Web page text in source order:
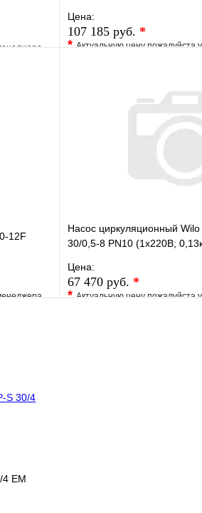
Цена:
107 185 руб. *
*Актуальную цену пожалуйста
12F
Насос циркуляционный
30/0,5-8 PN10 (1х220В;
Цена:
67 470 руб. *
*Актуальную цену пожалуйста
4 EM